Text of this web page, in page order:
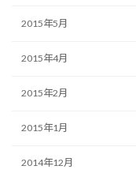
2015年5月
2015年4月
2015年2月
2015年1月
2014年12月